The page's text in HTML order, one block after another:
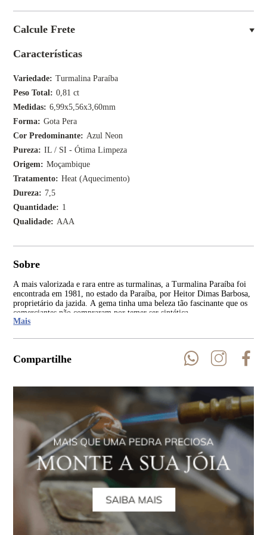
Características
Variedade
Turmalina Paraíba
Peso Total
0,81 ct
Medidas
6,99x5,56x3,60mm
Forma
Gota Pera
Cor Predominante
Azul Neon
Pureza
IL / SI - Ótima Limpeza
Origem
Moçambique
Tratamento
Heat (Aquecimento)
Dureza
7,5
Quantidade
1
Qualidade
AAA
Sobre
A mais valorizada e rara entre as turmalinas, a Turmalina Paraíba foi
encontrada em 1981, no estado da Paraíba, por Heitor Dimas Barbosa,
proprietário da jazida. A gema tinha uma beleza tão fascinante que os
comerciantes não compraram por temer ser sintética.
Mais
Compartilhe
Calcule Frete